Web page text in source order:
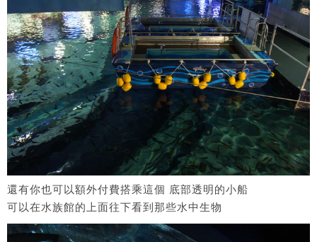
還有你也可以額外付費搭乘這個 底部透明的小船
可以在水族館的上面往下看到那些水中生物